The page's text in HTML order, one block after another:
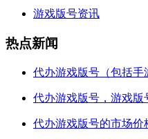
游戏版号资讯
热点新闻
代办游戏版号（包括手
代办游戏版号，游戏版
代办游戏版号的市场价